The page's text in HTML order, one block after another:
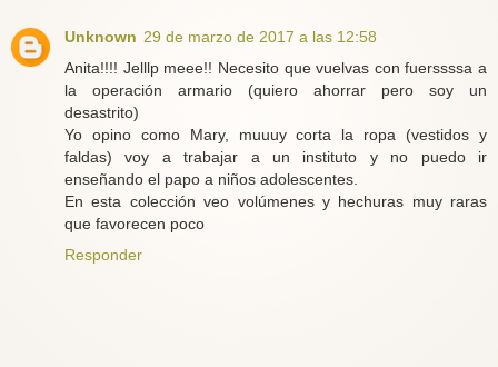
Unknown 29 de marzo de 2017 a las 12:58
Anita!!!! Jelllp meee!! Necesito que vuelvas con fuerssssa a
la operación armario (quiero ahorrar pero soy un
desastrito)
Yo opino como Mary, muuuy corta la ropa (vestidos y
faldas) voy a trabajar a un instituto y no puedo ir
enseñando el papo a niños adolescentes.
En esta colección veo volúmenes y hechuras muy raras
que favorecen poco
Responder